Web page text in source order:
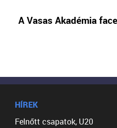
A Vasas Akadémia
HÍREK
Felnőtt csapatok, U20